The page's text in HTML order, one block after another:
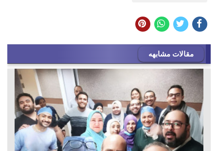
مقالات مشابهه